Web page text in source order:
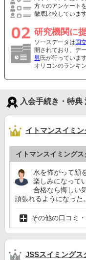
方々のアンケート
徹底比較していま
研究機関に
ソースデータは 国
開されており、デ
男 氏が行っています
オリコンのランキ
入会手続き・特典
イトマンスイミ
イトマンスイミング
水を怖がって顔
楽しみになって
合格なら悔しい
頑張れるようになった
その他の口コミ
JSSスイミングス